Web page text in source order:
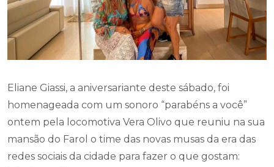
Eliane Giassi, a aniversariante deste sábado, foi
homenageada com um sonoro “parabéns a você”
ontem pela locomotiva Vera Olivo que reuniu na sua
mansão do Farol o time das novas musas da era das
redes sociais da cidade para fazer o que gostam: